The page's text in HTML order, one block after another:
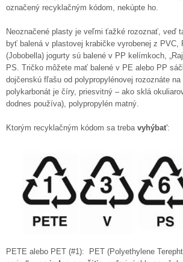
označený recyklačným kódom, nekúpte ho.
Neoznačené plasty je veľmi ťažké rozoznať, veď
byť balená v plastovej krabičke vyrobenej z PVC,
(Jobobella) jogurty sú balené v PP kelímkoch,
PS. Tričko môžete mať balené v PE alebo PP
dojčenskú fľašu od polypropylénovej rozoznáte
polykarbonát je číry, priesvitný – ako sklá
dodnes používa), polypropylén matný.
Ktorým recyklačným kódom sa treba vyhýbať:
PETE alebo PET (#1): PET (Polyethylene